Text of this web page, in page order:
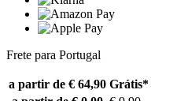
Frete para Portugal
a partir de € 64,90 Grátis*